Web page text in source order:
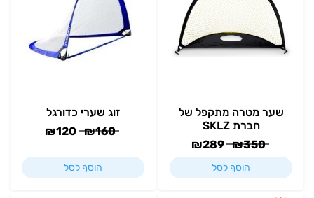
שער מטרה מתקפל של
חברת SKLZ
₪350
₪289
הוסף לסל
זוג שערי כדורגל
₪160
₪120
הוסף לסל